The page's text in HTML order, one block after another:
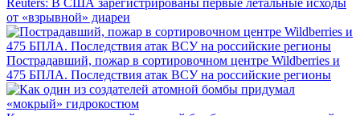
Reuters: В США зарегистрированы первые летальные исходы
от «взрывной» диареи
Пострадавший, пожар в сортировочном центре Wildberries и
475 БПЛА. Последствия атак ВСУ на российские регионы